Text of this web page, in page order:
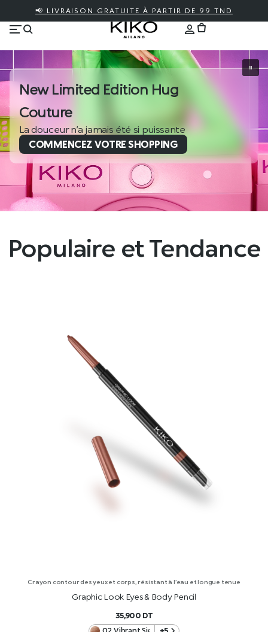
📢 LIVRAISON GRATUITE À PARTIR DE 99 TND
New Limited Edition Hug
Couture
La douceur n’a jamais été si puissante
COMMENCEZ VOTRE SHOPPING
Populaire et Tendance
Crayon contour des yeux et corps, résistant à l’eau et longue tenue
Graphic Look Eyes & Body Pencil
35,900 DT